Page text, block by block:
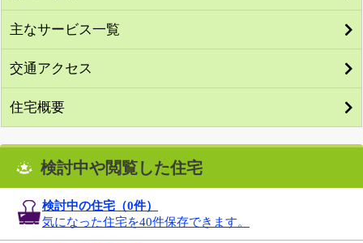
主なサービス一覧
交通アクセス
住宅概要
検討中や閲覧した住宅
検討中の住宅（0件）
気になった住宅を40件保存できます。